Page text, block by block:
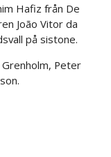
Hafiz från De
João Vitor da
på sistone.
Grenholm, Peter